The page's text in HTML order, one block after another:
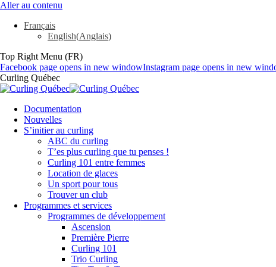
Aller au contenu
Français
English(Anglais)
Top Right Menu (FR)
Facebook page opens in new windowInstagram page opens in new
Curling Québec
Documentation
Nouvelles
S’initier au curling
ABC du curling
T’es plus curling que tu penses !
Curling 101 entre femmes
Location de glaces
Un sport pour tous
Trouver un club
Programmes et services
Programmes de développement
Ascension
Première Pierre
Curling 101
Trio Curling